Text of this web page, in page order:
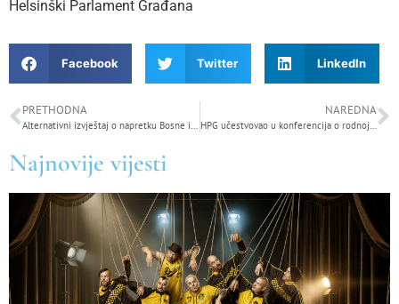
Helsinški Parlament Građana
Facebook Twitter LinkedIn
PRETHODNA
Alternativni izvještaj o napretku Bosne i Hercegovine na putu za članstvo u Evropskoj uniji za 2021. godinu: politički kriteriji
NAREDNA
HPG učestvovao u konferencija o rodnoj ravnopravnosti na univerzitetima
Najnovije vijesti